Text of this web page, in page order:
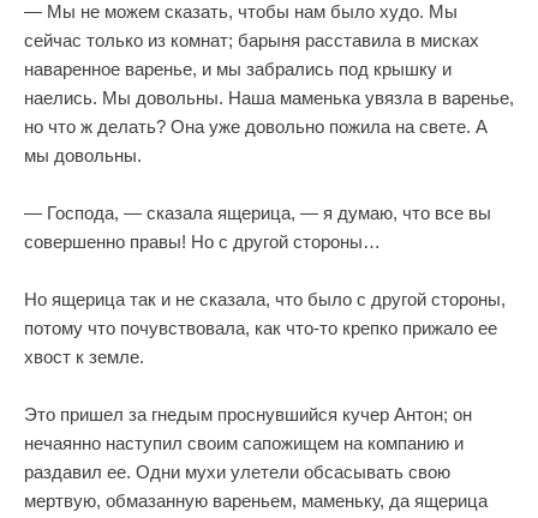
— Мы не можем сказать, чтобы нам было худо. Мы
сейчас только из комнат; барыня расставила в мисках
наваренное варенье, и мы забрались под крышку и
наелись. Мы довольны. Наша маменька увязла в варенье,
но что ж делать? Она уже довольно пожила на свете. А
мы довольны.
— Господа, — сказала ящерица, — я думаю, что все вы
совершенно правы! Но с другой стороны…
Но ящерица так и не сказала, что было с другой стороны,
потому что почувствовала, как что-то крепко прижало ее
хвост к земле.
Это пришел за гнедым проснувшийся кучер Антон; он
нечаянно наступил своим сапожищем на компанию и
раздавил ее. Одни мухи улетели обсасывать свою
мертвую, обмазанную вареньем, маменьку, да ящерица